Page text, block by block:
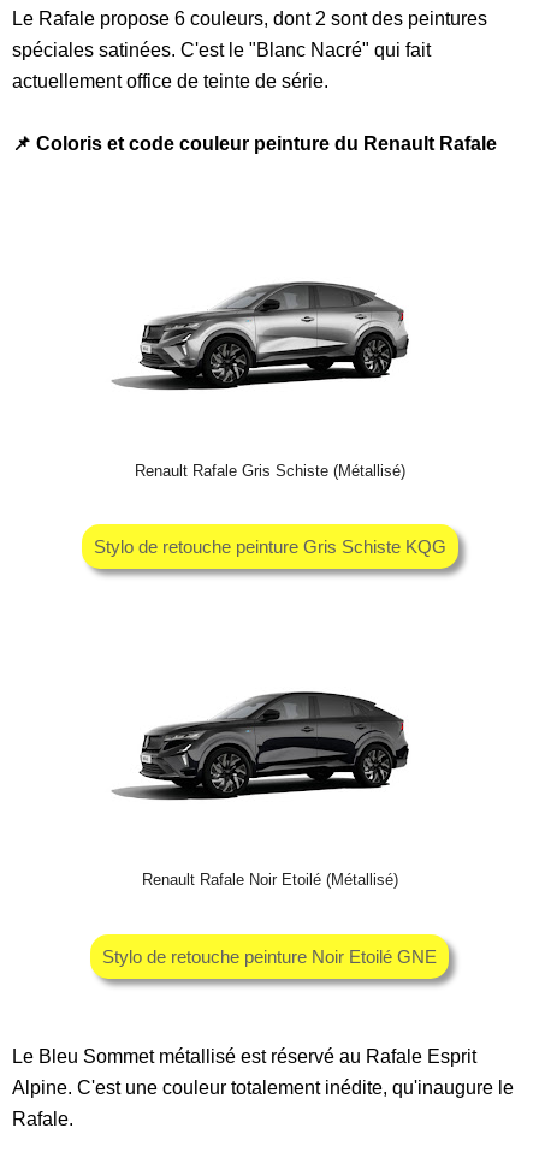
Le Rafale propose 6 couleurs, dont 2 sont des peintures
spéciales satinées. C'est le "Blanc Nacré" qui fait
actuellement office de teinte de série.
📌 Coloris et code couleur peinture du Renault Rafale
Renault Rafale Gris Schiste (Métallisé)
Stylo de retouche peinture Gris Schiste KQG
Renault Rafale Noir Etoilé (Métallisé)
Stylo de retouche peinture Noir Etoilé GNE
Le Bleu Sommet métallisé est réservé au Rafale Esprit
Alpine. C'est une couleur totalement inédite, qu'inaugure le
Rafale.